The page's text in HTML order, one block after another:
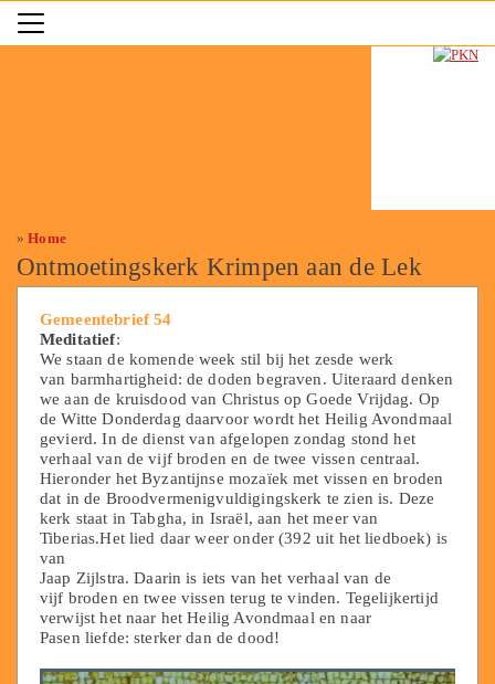
»Home
Ontmoetingskerk Krimpen aan de Lek
Gemeentebrief 54
Meditatief:
We staan de komende week stil bij het zesde werk
van barmhartigheid: de doden begraven. Uiteraard denken
we aan de kruisdood van Christus op Goede Vrijdag. Op
de Witte Donderdag daarvoor wordt het Heilig Avondmaal
gevierd. In de dienst van afgelopen zondag stond het
verhaal van de vijf broden en de twee vissen centraal.
Hieronder het Byzantijnse mozaïek met vissen en broden
dat in de Broodvermenigvuldigingskerk te zien is. Deze
kerk staat in Tabgha, in Israël, aan het meer van
Tiberias.Het lied daar weer onder (392 uit het liedboek) is
van
Jaap Zijlstra. Daarin is iets van het verhaal van de
vijf broden en twee vissen terug te vinden. Tegelijkertijd
verwijst het naar het Heilig Avondmaal en naar
Pasen liefde: sterker dan de dood!